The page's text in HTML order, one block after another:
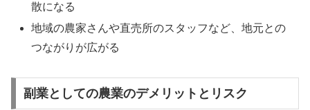
散になる
地域の農家さんや直売所のスタッフなど、地元との
つながりが広がる
副業としての農業のデメリットとリスク